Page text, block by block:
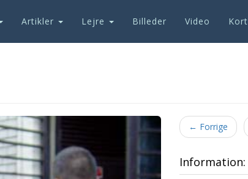
Artikler Lejre Billeder Video Kort
← Forrige
Information: